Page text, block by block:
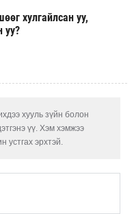
хулгайлсан уу,
уу?
хууль зүйн болон
үү. Хэм хэмжээ
устгах эрхтэй.